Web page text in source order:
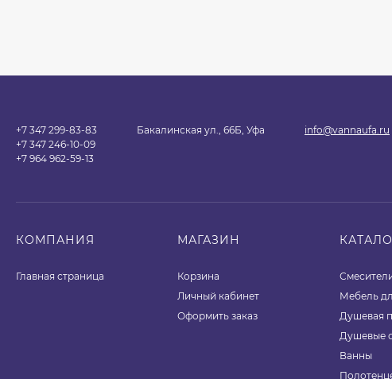
+7 347 299-83-83
+7 347 246-10-09
+7 964 962-59-13
Бакалинская ул., 66Б, Уфа info@vannaufa.ru
КОМПАНИЯ
Главная страница
МАГАЗИН
Корзина
Личный кабинет
Оформить заказ
Мебель
Душевая
Душевые
Ванны